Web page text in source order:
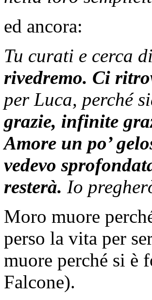
ed ancora:
Tu curati e cerca
rivedremo. Ci
per Luca, perché
grazie, infinite
Amore un po’
vedevo
resterà. Io
Moro muore
perso la vita per
muore perché si è
Falcone).